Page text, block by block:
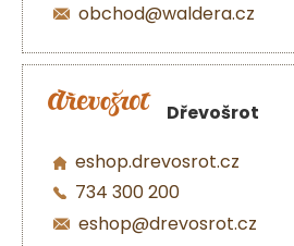
obchod@waldera.cz
Dřevošrot
eshop.drevosrot.cz
734 300 200
eshop@drevosrot.cz